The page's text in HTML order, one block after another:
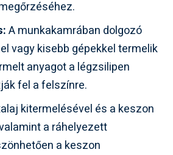
A munkakamrában dolgozó
vagy kisebb gépekkel termelik
anyagot a légzsilipen
fel a felszínre.
kitermelésével és a keszon
a ráhelyezett
a keszon